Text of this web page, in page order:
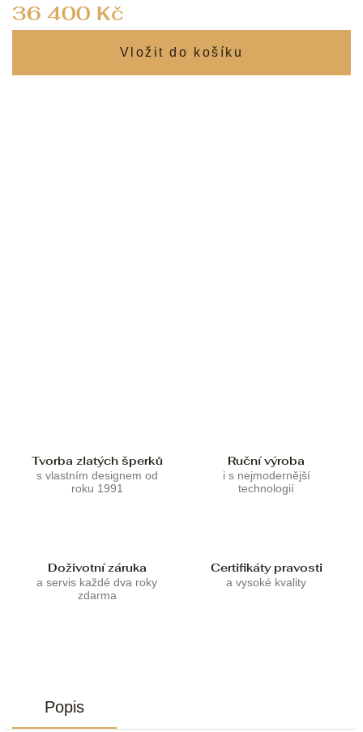
36 400 Kč
Tvorba zlatých šperků
s vlastním designem od
roku 1991
Ruční výroba
i s nejmodernější
technologií
Doživotní záruka
a servis každé dva roky
zdarma
Certifikáty pravosti
a vysoké kvality
Popis